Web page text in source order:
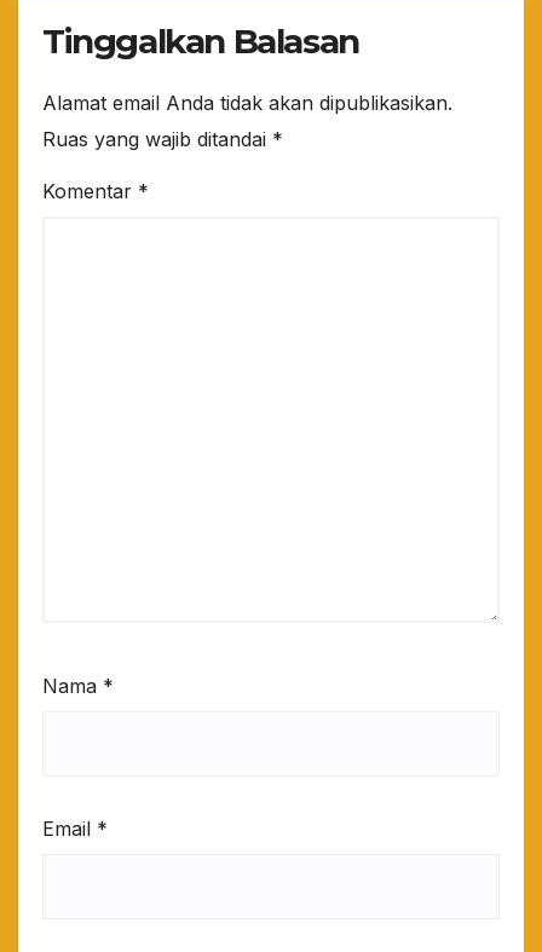
Tinggalkan Balasan
Alamat email Anda tidak akan dipublikasikan.
Ruas yang wajib ditandai *
Komentar *
Nama *
Email *